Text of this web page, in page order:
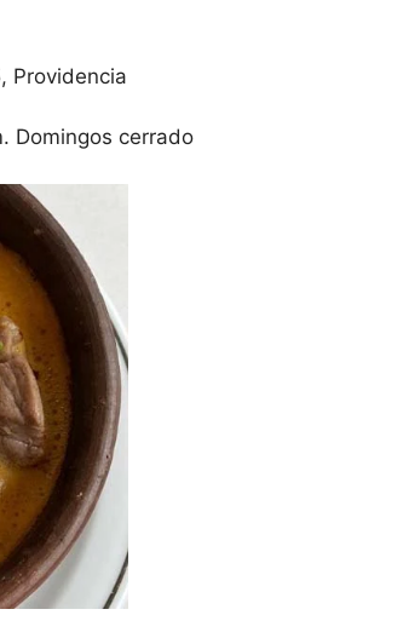
Providencia
Domingos cerrado